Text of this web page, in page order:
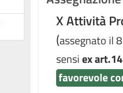
X Attività
(assegnato il
sensiex
favorevole